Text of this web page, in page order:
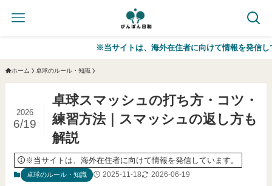
※当サイトは、海外在住者に向けて情報を発信しています。
ホーム 卓球のルール・知識
卓球スマッシュの打ち方・コツ・
練習方法｜スマッシュの返し方も
解説
2026
6/19
※当サイトは、海外在住者に向けて情報を発信しています。
卓球のルール・知識 2025-11-18 2026-06-19